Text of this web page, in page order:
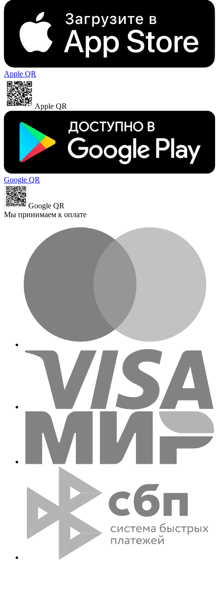
Apple QR
Apple QR
Google QR
Google QR
Мы принимаем к оплате